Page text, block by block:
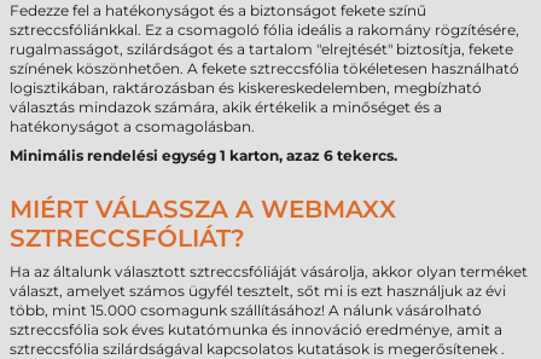
Fedezze fel a hatékonyságot és a biztonságot fekete színű
sztreccsfóliánkkal. Ez a csomagoló fólia ideális a rakomány rögzítésére,
rugalmasságot, szilárdságot és a tartalom "elrejtését" biztosítja, fekete
színének köszönhetően. A fekete sztreccsfólia tökéletesen használható
logisztikában, raktározásban és kiskereskedelemben, megbízható
választás mindazok számára, akik értékelik a minőséget és a
hatékonyságot a csomagolásban.
Minimális rendelési egység 1 karton, azaz 6 tekercs.
MIÉRT VÁLASSZA A WEBMAXX
SZTRECCSFÓLIÁT?
Ha az általunk választott sztreccsfóliáját vásárolja, akkor olyan terméket
választ, amelyet számos ügyfél tesztelt, sőt mi is ezt használjuk az évi
több, mint 15.000 csomagunk szállításához! A nálunk vásárolható
sztreccsfólia sok éves kutatómunka és innováció eredménye, amit a
sztreccsfólia szilárdságával kapcsolatos kutatások is megerősítenek .